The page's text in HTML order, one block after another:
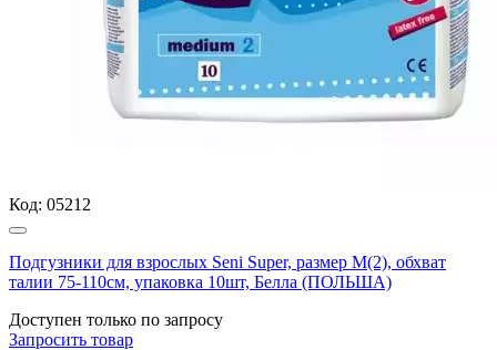
Код: 05212
Подгузники для взрослых Seni Super, размер М(2), обхват
талии 75-110см, упаковка 10шт, Белла (ПОЛЬША)
Доступен только по запросу
Запросить товар